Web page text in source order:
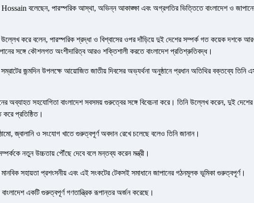
বলেছেন, পারস্পরিক আস্থা, অভিন্ন আকাঙ্ক্ষা এবং অগ্রগতির ভিত্তিতে বাংলাদেশ ও
উল্লেখ করে বলেন, পারস্পরিক শ্রদ্ধা ও বিশ্বাসের ওপর দাঁড়িয়ে দুই দেশের সম্পর্ক গত কয়েক দশকে
সঙ্গে কৌশলগত অংশীদারিত্ব আরও শক্তিশালী করতে বাংলাদেশ প্রতিশ্রুতিবদ্ধ।
জন্মদিন উপলক্ষে আয়োজিত জাতীয় দিবসের অভ্যর্থনা অনুষ্ঠানে প্রধান অতিথির বক্তব্যে তিনি
অব্যাহত সহযোগিতা বাংলাদেশ সবসময় গুরুত্বের সঙ্গে বিবেচনা করে। তিনি উল্লেখ করেন, দুই দেশের
প্রতিষ্ঠিত।
জ্বালানি ও সংযোগ খাতে গুরুত্বপূর্ণ অবদান রেখে চলেছে বলেও তিনি জানান।
নতুন উচ্চতায় পৌঁছে দেবে বলে মন্তব্য করেন মন্ত্রী।
সহায়তা প্রশংসনীয় এবং এই সংকটের টেকসই সমাধানে জাপানের গঠনমূলক ভূমিকা গুরুত্বপূর্ণ।
একটি গুরুত্বপূর্ণ গণতান্ত্রিক রূপান্তর অর্জন করেছে।